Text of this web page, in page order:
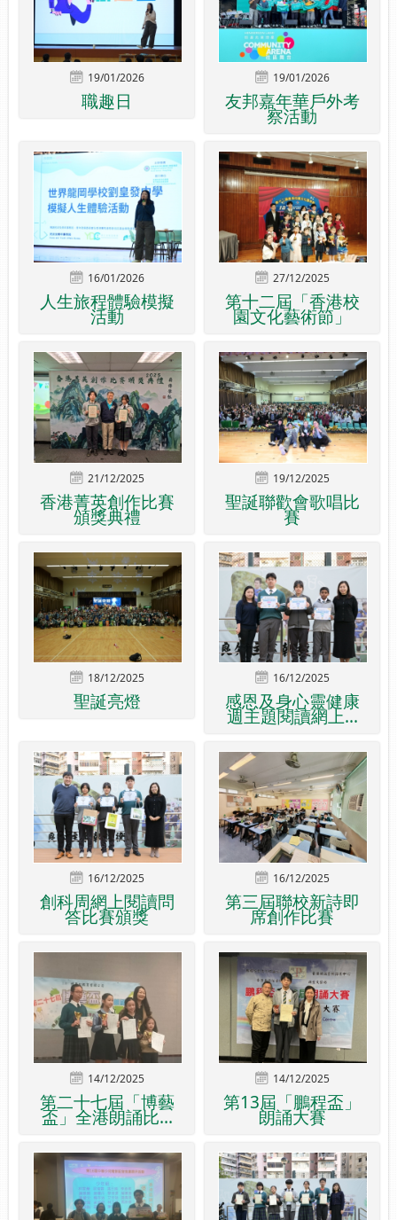
19/01/2026
職趣日
19/01/2026
友邦嘉年華戶外考
察活動
16/01/2026
人生旅程體驗模擬
活動
27/12/2025
第十二屆「香港校
園文化藝術節」
21/12/2025
香港菁英創作比賽
頒獎典禮
19/12/2025
聖誕聯歡會歌唱比
賽
18/12/2025
聖誕亮燈
16/12/2025
感恩及身心靈健康
週主題閱讀網上...
16/12/2025
創科周網上閱讀問
答比賽頒獎
16/12/2025
第三屆聯校新詩即
席創作比賽
14/12/2025
第二十七屆「博藝
盃」全港朗誦比...
14/12/2025
第13屆「鵬程盃」
朗誦大賽